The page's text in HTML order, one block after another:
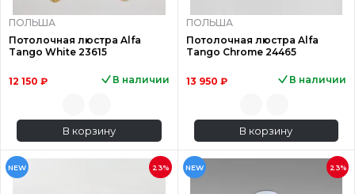
ПОЛЬША
Потолочная люстра Alfa
Tango White 23615
12 150 ₽ В наличии
В корзину
ПОЛЬША
Потолочная люстра Alfa
Tango Chrome 24465
13 950 ₽ В наличии
В корзину
NEW 23% NEW 23%